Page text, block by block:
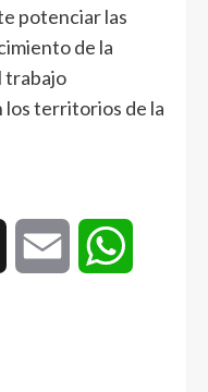
potenciar las
de la
trabajo
los territorios de la
Threads Email